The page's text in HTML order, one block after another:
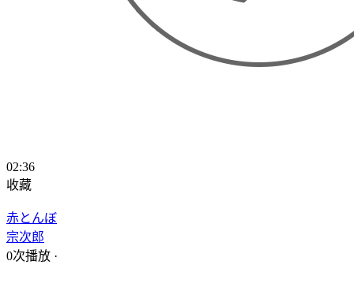
02:36
收藏
赤とんぼ
宗次郎
0次播放 ·